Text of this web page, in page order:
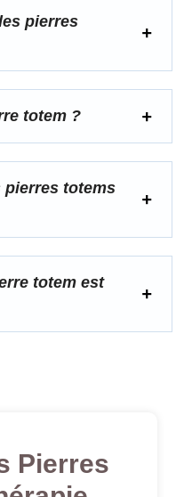
pierres
totem ?
totems
totem est
Pierres